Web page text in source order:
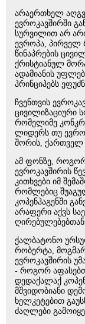
არაერთხელ
ევროკავშირში
სურვილით არ
ევროპა, პირველ
წინაპრების
ქრისტიანულ
ადამიანის
პრინციპებს
ჩვენთვის
ცივილიზაციური
რომელიმე
ლიდერს თუ
შორის, ქართველ
ამ ფონზე,
ევროკავშირის
კითხვები იმ
რომლებიც
კოპენჰაგენში
არაფერი აქვს
ღირებულებებთან.
ქალბატონო
რობერტა,
ევროკავშირის
- როგორ
დედაქალაქ
მშვიდობიანი
ხელკეტებით
ძაღლები